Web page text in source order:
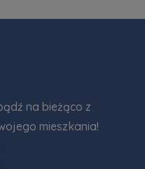
na bieżąco z
mieszkania!